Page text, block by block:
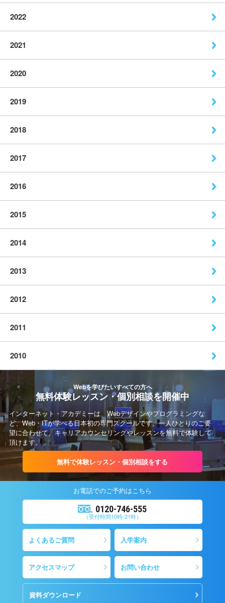
2022
2021
2020
2019
2018
2017
2016
2015
2014
2013
2012
2011
2010
Webを学びたいすべての方へ
無料体験レッスン・個別相談を開催中
インターネット・アカデミーは、Webデザインやプログラミングな
ど、Web・ITが学べる日本初の専門スクールです。一人ひとりのご要
望に合わせて、キャリアカウンセリングやレッスンを無料で体験して
頂けます。
無料で体験レッスン・個別相談をする
お電話でのご予約はこちら
0120-746-555
（受付時間10時-21時）
よくあるご質問 入学案内
アクセスマップ お問い合わせ
資料ダウンロード